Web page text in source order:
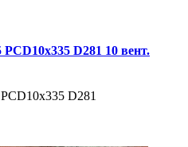
D281 10 вент.
D281